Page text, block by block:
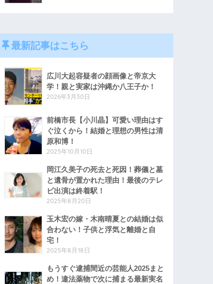
最新記事はこちら
広川大起容疑者の顔画像と帝京大
学！親と実家は沖縄か八王子か！
2026年3月30日
前橋市長【小川晶】可愛い理由はす
ぐ泣くから！結婚と理想の男性は清
原和博！
2025年10月10日
岡江久美子の死去と死因！葬儀と墓
と遺骨が置かれた理由！最後のテレ
ビ出演は終着駅！
2025年8月20日
玉木宏の嫁・木南晴夏との結婚は似
合わない！子供と浮気と離婚と自
宅！
2025年8月18日
もうすぐ逮捕間近の芸能人2025まと
め！違法薬物で次に捕まる最新実名